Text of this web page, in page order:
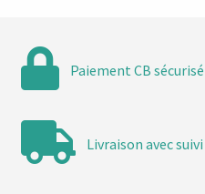
Paiement CB sécurisé
Livraison avec suivi